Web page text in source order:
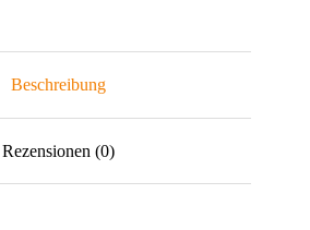
Beschreibung
Rezensionen (0)